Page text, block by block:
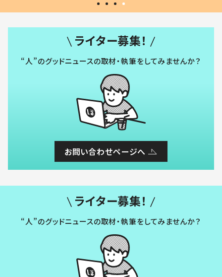
ライター募集！
“人”のグッドニュースの取材・執筆をしてみませんか？
お問い合わせページへ
ライター募集！
“人”のグッドニュースの取材・執筆をしてみませんか？